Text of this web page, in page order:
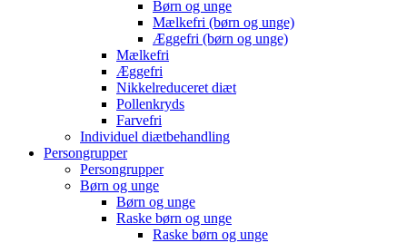
Børn og unge
Mælkefri (børn og unge)
Æggefri (børn og unge)
Mælkefri
Æggefri
Nikkelreduceret diæt
Pollenkryds
Farvefri
Individuel diætbehandling
Persongrupper
Persongrupper
Børn og unge
Børn og unge
Raske børn og unge
Raske børn og unge